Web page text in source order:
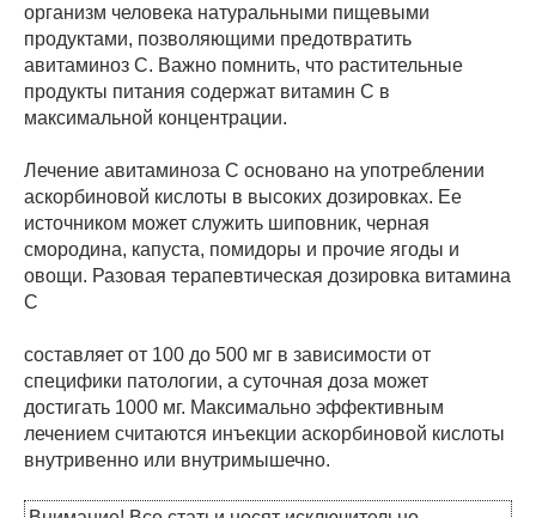
организм человека натуральными пищевыми
продуктами, позволяющими предотвратить
авитаминоз С. Важно помнить, что растительные
продукты питания содержат витамин С в
максимальной концентрации.
Лечение авитаминоза С основано на употреблении
аскорбиновой кислоты в высоких дозировках. Ее
источником может служить шиповник, черная
смородина, капуста, помидоры и прочие ягоды и
овощи. Разовая терапевтическая дозировка витамина
С
составляет от 100 до 500 мг в зависимости от
специфики патологии, а суточная доза может
достигать 1000 мг. Максимально эффективным
лечением считаются инъекции аскорбиновой кислоты
внутривенно или внутримышечно.